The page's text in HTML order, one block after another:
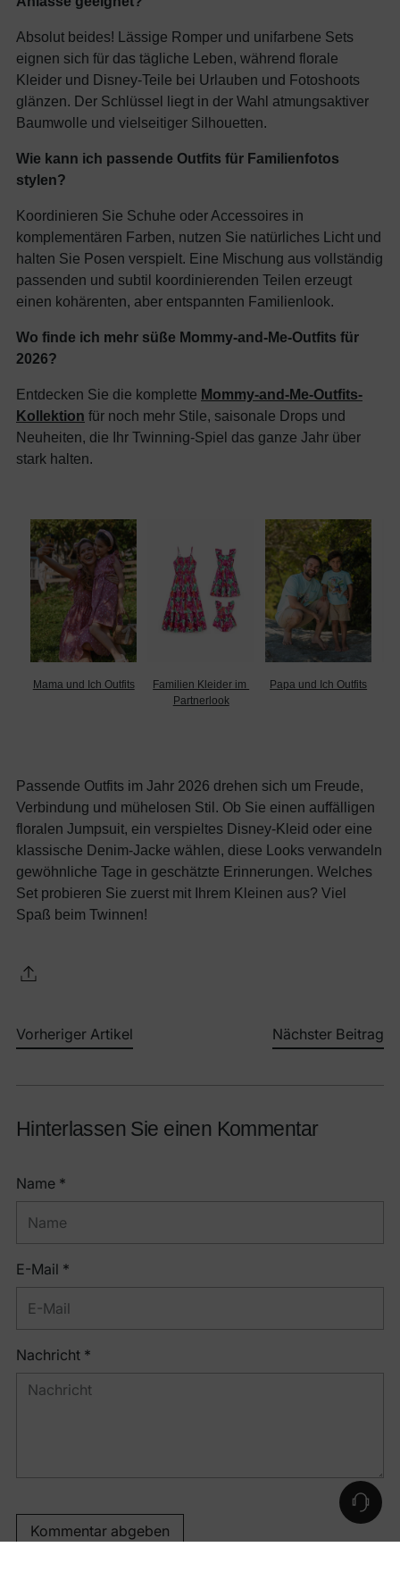
Absolut beides! Lässige Romper und unifarbene Sets
eignen sich für das tägliche Leben, während florale
Kleider und Disney-Teile bei Urlauben und Fotoshoots
glänzen. Der Schlüssel liegt in der Wahl atmungsaktiver
Baumwolle und vielseitiger Silhouetten.
Wie kann ich passende Outfits für Familienfotos
stylen?
Koordinieren Sie Schuhe oder Accessoires in
komplementären Farben, nutzen Sie natürliches Licht und
halten Sie Posen verspielt. Eine Mischung aus vollständig
passenden und subtil koordinierenden Teilen erzeugt
einen kohärenten, aber entspannten Familienlook.
Wo finde ich mehr süße Mommy-and-Me-Outfits für
2026?
Entdecken Sie die komplette Mommy-and-Me-Outfits-
Kollektion für noch mehr Stile, saisonale Drops und
Neuheiten, die Ihr Twinning-Spiel das ganze Jahr über
stark halten.
Mama und Ich Outfits
Familien Kleider im
Partnerlook
Papa und Ich Outfits
Passende Outfits im Jahr 2026 drehen sich um Freude,
Verbindung und mühelosen Stil. Ob Sie einen auffälligen
floralen Jumpsuit, ein verspieltes Disney-Kleid oder eine
klassische Denim-Jacke wählen, diese Looks verwandeln
gewöhnliche Tage in geschätzte Erinnerungen. Welches
Set probieren Sie zuerst mit Ihrem Kleinen aus? Viel
Spaß beim Twinnen!
Vorheriger Artikel Nächster Beitrag
Hinterlassen Sie einen Kommentar
Name *
E-Mail *
Nachricht *
Kommentar abgeben